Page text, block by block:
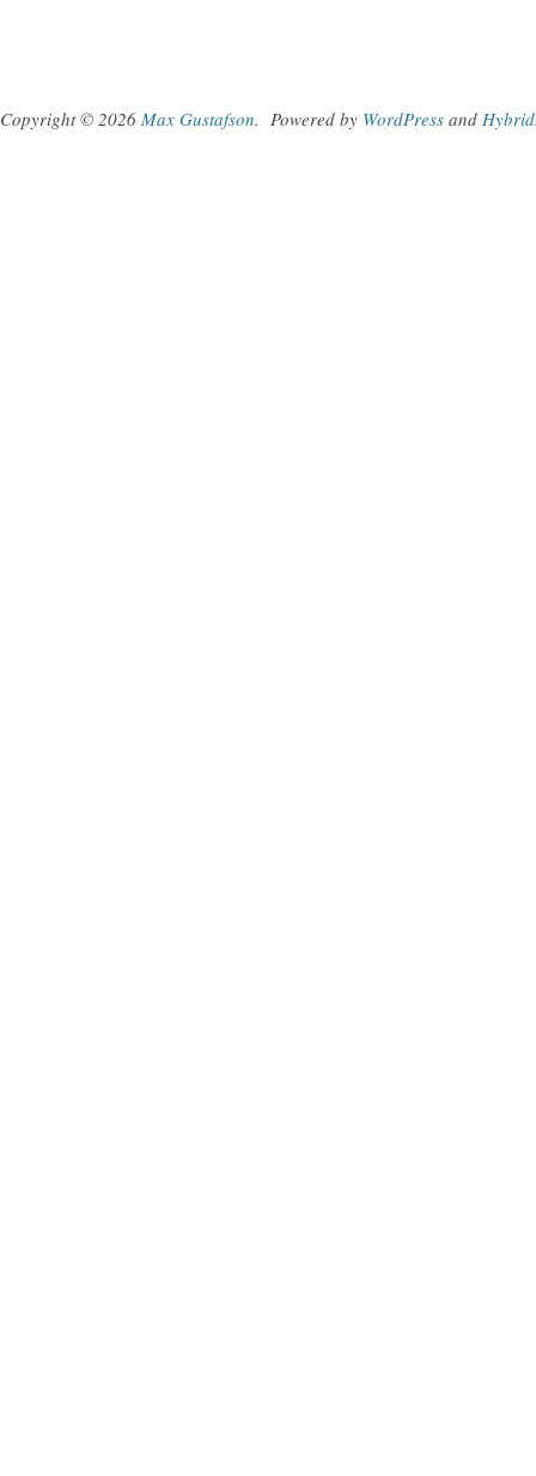
Copyright © 2026 Max Gustafson. Powered by WordPress and Hybrid